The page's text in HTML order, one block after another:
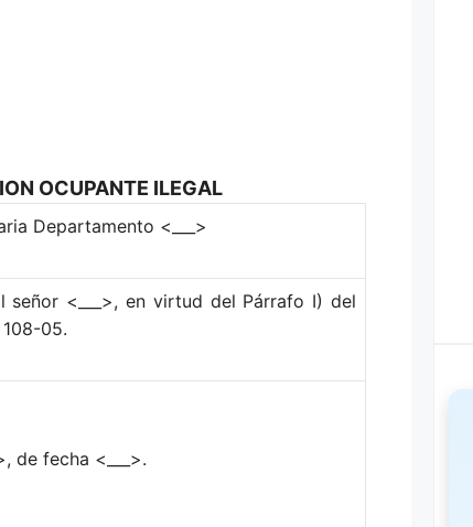
OCUPANTE ILEGAL
Departamento <___>
<___>, en virtud del Párrafo I) del
05.
de fecha <___>.